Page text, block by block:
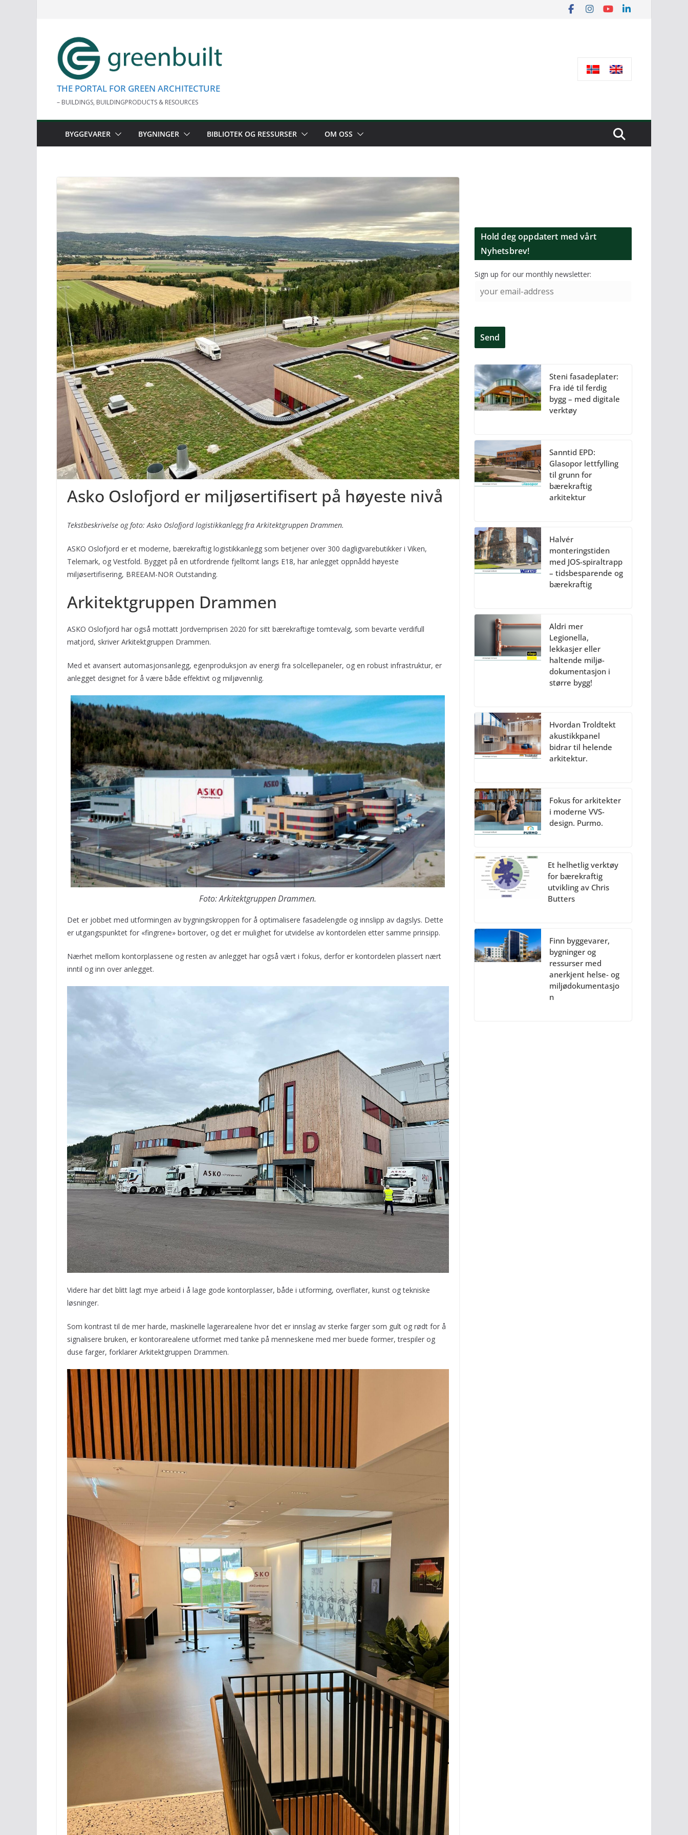
THE PORTAL FOR GREEN ARCHITECTURE
– BUILDINGS, BUILDINGPRODUCTS & RESOURCES
BYGGEVARER BYGNINGER BIBLIOTEK OG RESSURSER OM OSS
Asko Oslofjord er miljøsertifisert på høyeste nivå
Tekstbeskrivelse og foto: Asko Oslofjord logistikkanlegg fra Arkitektgruppen Drammen.
ASKO Oslofjord er et moderne, bærekraftig logistikkanlegg som betjener over 300 dagligvarebutikker i Viken,
Telemark, og Vestfold. Bygget på en utfordrende fjelltomt langs E18, har anlegget oppnådd høyeste
miljøsertifisering, BREEAM-NOR Outstanding.
Arkitektgruppen Drammen
ASKO Oslofjord har også mottatt Jordvernprisen 2020 for sitt bærekraftige tomtevalg, som bevarte verdifull
matjord, skriver Arkitektgruppen Drammen.
Med et avansert automasjonsanlegg, egenproduksjon av energi fra solcellepaneler, og en robust infrastruktur, er
anlegget designet for å være både effektivt og miljøvennlig.
Foto: Arkitektgruppen Drammen.
Det er jobbet med utformingen av bygningskroppen for å optimalisere fasadelengde og innslipp av dagslys. Dette
er utgangspunktet for «fingrene» bortover, og det er mulighet for utvidelse av kontordelen etter samme prinsipp.
Nærhet mellom kontorplassene og resten av anlegget har også vært i fokus, derfor er kontordelen plassert nært
inntil og inn over anlegget.
Videre har det blitt lagt mye arbeid i å lage gode kontorplasser, både i utforming, overflater, kunst og tekniske
løsninger.
Som kontrast til de mer harde, maskinelle lagerarealene hvor det er innslag av sterke farger som gult og rødt for å
signalisere bruken, er kontorarealene utformet med tanke på menneskene med mer buede former, trespiler og
duse farger, forklarer Arkitektgruppen Drammen.
Hold deg oppdatert med vårt
Nyhetsbrev!
Sign up for our monthly newsletter:
Steni fasadeplater:
Fra idé til ferdig
bygg – med digitale
verktøy
Sanntid EPD:
Glasopor lettfylling
til grunn for
bærekraftig
arkitektur
Halvér
monteringstiden
med JOS-spiraltrapp
– tidsbesparende og
bærekraftig
Aldri mer
Legionella,
lekkasjer eller
haltende miljø-
dokumentasjon i
større bygg!
Hvordan Troldtekt
akustikkpanel
bidrar til helende
arkitektur.
Fokus for arkitekter
i moderne VVS-
design. Purmo.
Et helhetlig verktøy
for bærekraftig
utvikling av Chris
Butters
Finn byggevarer,
bygninger og
ressurser med
anerkjent helse- og
miljødokumentasjo
n